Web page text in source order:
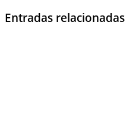
Entradas relacionadas